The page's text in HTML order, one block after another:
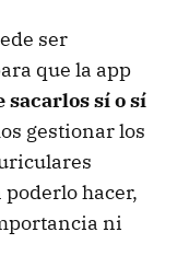
ser
que la app
sacarlos sí o sí
gestionar los
hacer,
ni